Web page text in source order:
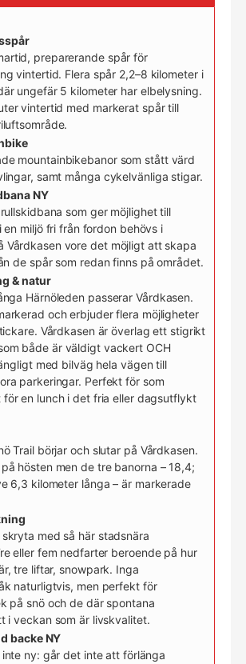
preparerande spår för
vintertid. Flera spår 2,2–8 kilometer i
ungefär 5 kilometer har elbelysning.
vintertid med markerat spår till
mountainbikebanor som stått värd
samt många cykelvänliga stigar.
NY
som ger möjlighet till
miljö fri från fordon behövs i
Vårdkasen vore det möjligt att skapa
de spår som redan finns på området.
& natur
Härnöleden passerar Vårdkasen.
och erbjuder flera möjligheter
Vårdkasen är överlag ett stigrikt
både är väldigt vackert OCH
med bilväg hela vägen till
parkeringar. Perfekt för som
en lunch i det fria eller dagsutflykt
Trail börjar och slutar på Vårdkasen.
hösten men de tre banorna – 18,4;
6,3 kilometer långa – är markerade
med så här stadsnära
eller fem nedfarter beroende på hur
tre liftar, snowpark. Inga
naturligtvis, men perfekt för
på snö och de där spontana
i veckan som är livskvalitet.
backe NY
inte ny: går det inte att förlänga